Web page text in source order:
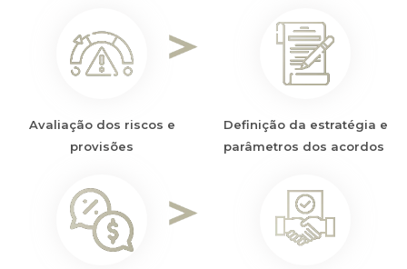
Avaliação dos riscos e
provisões​
Definição da estratégia e
parâmetros dos acordos ​